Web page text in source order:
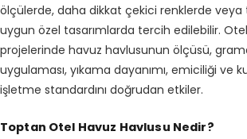
ölçülerde, daha dikkat çekici renklerde veya
uygun özel tasarımlarda tercih edilebilir.
projelerinde havuz havlusunun ölçüsü,
uygulaması, yıkama dayanımı, emiciliği ve
işletme standardını doğrudan etkiler.
Toptan Otel Havuz Havlusu Nedir?